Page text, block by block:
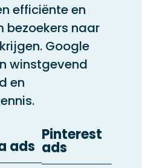
efficiënte en
bezoekers naar
Google
winstgevend
en
ads
Pinterest
ads